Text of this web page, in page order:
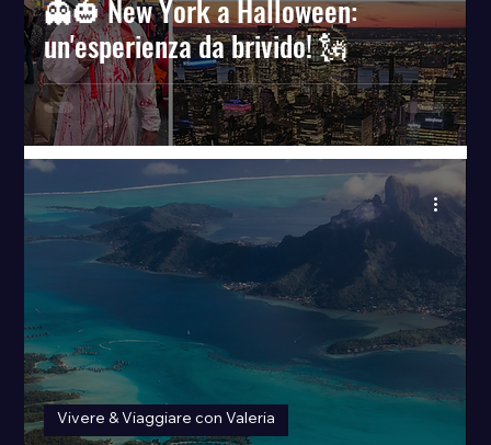
👻🎃 New York a Halloween:
un'esperienza da brivido! 🗽
Vivere & Viaggiare con Valeria